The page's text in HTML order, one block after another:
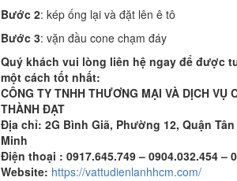
Bước 2: kép ống lại và đặt lên ê tô
Bước 3: vặn đầu cone chạm đáy
Quý khách vui lòng liên hệ ngay để được
một cách tốt nhất:
CÔNG TY TNHH THƯƠNG MẠI VÀ DỊCH VỤ
THÀNH ĐẠT
Địa chỉ: 2G Bình Giã, Phường 12, Quận
Minh
Điện thoại : 0917.645.749 – 0904.032.454 –
Website: https://vattudienlanhhcm.com/